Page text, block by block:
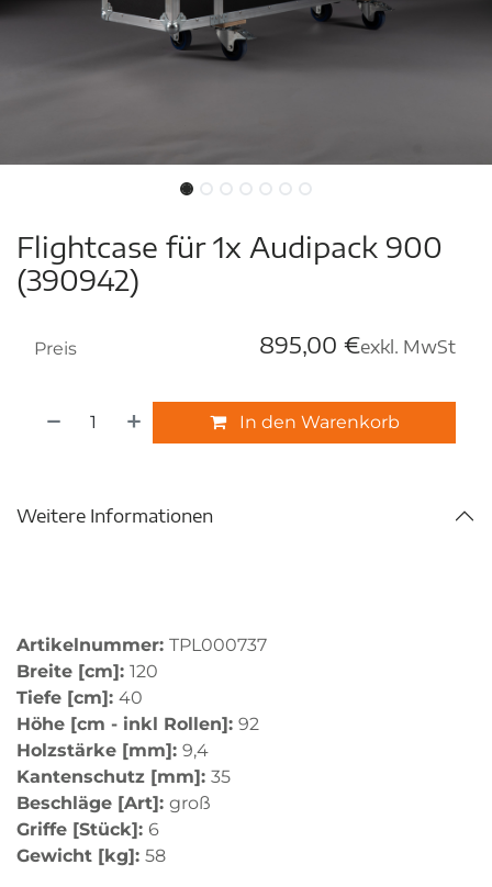
Flightcase für 1x Audipack 900
(390942)
In den Warenkorb
Preis 895,00 €exkl. MwSt
Weitere Informationen
Artikelnummer: TPL000737
Breite [cm]: 120
Tiefe [cm]: 40
Höhe [cm - inkl Rollen]: 92
Holzstärke [mm]: 9,4
Kantenschutz [mm]: 35
Beschläge [Art]: groß
Griffe [Stück]: 6
Gewicht [kg]: 58